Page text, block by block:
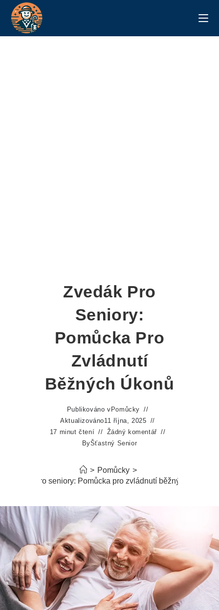
Zvedák Pro
Seniory:
Pomůcka Pro
Zvládnutí
Běžných Úkonů
Publikováno v Pomůcky
Aktualizováno11 října, 2025
17 minut čtení
Žádný komentář
ByŠťastný Senior
> Pomůcky >
Zvedák pro seniory: Pomůcka pro zvládnutí běžných úkonů